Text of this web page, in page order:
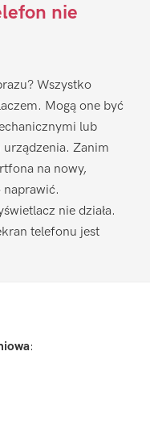
nie
Wszystko
Mogą one być
lub
Zanim
na nowy,
naprawić.
nie działa.
telefonu jest
: